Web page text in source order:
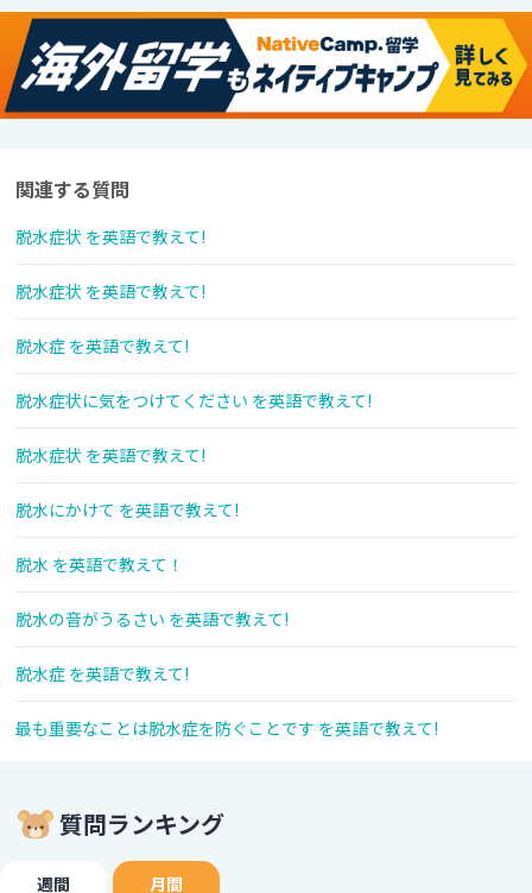
関連する質問
脱水症状 を英語で教えて!
脱水症状 を英語で教えて!
脱水症 を英語で教えて!
脱水症状に気をつけてください を英語で教えて!
脱水症状 を英語で教えて!
脱水にかけて を英語で教えて!
脱水 を英語で教えて！
脱水の音がうるさい を英語で教えて!
脱水症 を英語で教えて!
最も重要なことは脱水症を防ぐことです を英語で教えて!
質問ランキング
週間 月間